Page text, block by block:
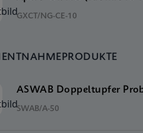
GXCT/NG-CE-10
ASWAB Doppeltupfer
SWAB/A-50